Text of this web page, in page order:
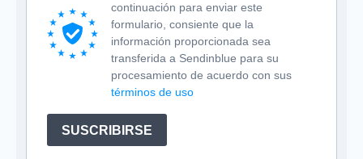
continuación para enviar este
formulario, consiente que la
información proporcionada sea
transferida a Sendinblue para su
procesamiento de acuerdo con sus
términos de uso
SUSCRIBIRSE